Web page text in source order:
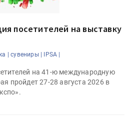
посетителей на выставку
| сувениры | IPSA |
на 41-ю международную
пройдет 27-28 августа 2026 в